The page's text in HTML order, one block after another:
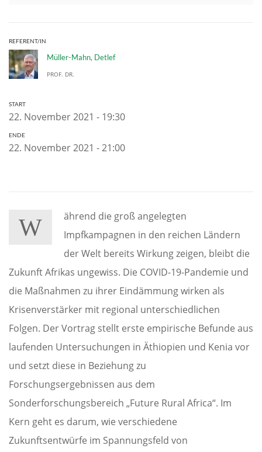
REFERENT/IN
Müller-Mahn, Detlef
PROF. DR.
START
22. November 2021 - 19:30
ENDE
22. November 2021 - 21:00
W
ährend die groß angelegten
Impfkampagnen in den reichen Ländern
der Welt bereits Wirkung zeigen, bleibt die
Zukunft Afrikas ungewiss. Die COVID-19-Pandemie und
die Maßnahmen zu ihrer Eindämmung wirken als
Krisenverstärker mit regional unterschiedlichen
Folgen. Der Vortrag stellt erste empirische Befunde aus
laufenden Untersuchungen in Äthiopien und Kenia vor
und setzt diese in Beziehung zu
Forschungsergebnissen aus dem
Sonderforschungsbereich „Future Rural Africa“. Im
Kern geht es darum, wie verschiedene
Zukunftsentwürfe im Spannungsfeld von